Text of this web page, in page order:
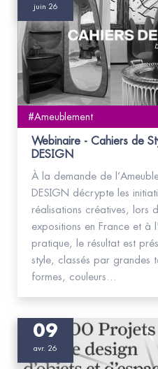
juin 26
#Ameublement
Webinaire - Cahiers de
DESIGN
À la demande de
DESIGN décrypte les
réalisations créatives, lors
expositions en France et à
pratique, le résultat est
style, classés par grandes
formes, couleurs…
09
avr. 26